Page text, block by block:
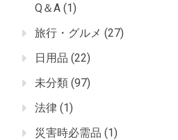
Q＆A (1)
旅行・グルメ (27)
日用品 (22)
未分類 (97)
法律 (1)
災害時必需品 (1)